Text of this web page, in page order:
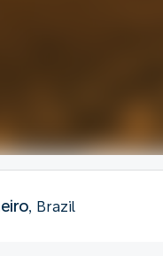
, Brazil